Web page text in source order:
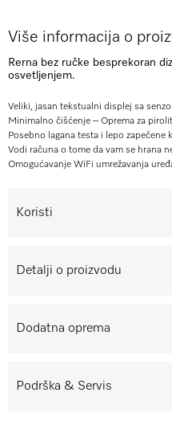
Više informacija o
Rerna bez ručke besprekoran
osvetljenjem.
Veliki, jasan tekstualni displej sa
Minimalno čišćenje – Oprema za
Posebno lagana testa i lepo zapečene
Vodi računa o tome da vam se hrana
Omogućavanje WiFi umrežavanja
Koristi
Detalji o proizvodu
Dodatna oprema
Podrška & Servis